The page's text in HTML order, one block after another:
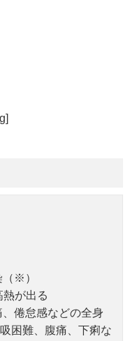
※）
が出る
倦怠感などの全身
困難、腹痛、下痢な